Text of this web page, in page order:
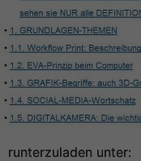
runterzuladen unter: